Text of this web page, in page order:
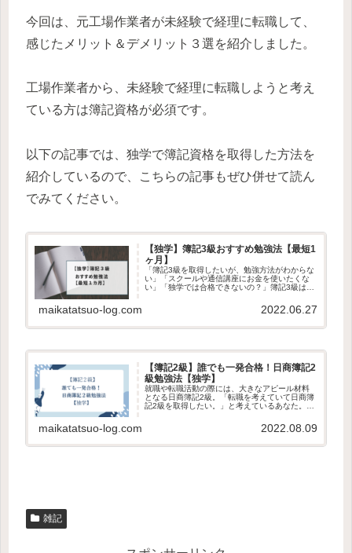
今回は、元工場作業者が未経験で経理に転職して、
感じたメリット＆デメリット３選を紹介しました。
工場作業者から、未経験で経理に転職しようと考え
ている方は簿記資格が必須です。
以下の記事では、独学で簿記資格を取得した方法を
紹介しているので、こちらの記事もぜひ併せて読ん
でみてください。
【独学】簿記3級おすすめ勉強法【最短1
ヶ月】
「簿記3級を取得したいが、勉強方法がわからな
い」「スクールや通信講座にお金を使いたくな
い」「独学では合格できないの？」簿記3級は独
間0仕事は頭が良くないので、何も考えなくてい
maikatatsuo-log.com 2022.06.27
【簿記2級】誰でも一発合格！日商簿記2
級勉強法【独学】
就職や転職活動の際には、大きなアピール材料
となる日商簿記2級。「転職を考えていて日商簿
記2級を取得したい。」と考えているあなた。
「テキストや問題集はどれがいい？」と悩んで
maikatatsuo-log.com 2022.08.09
雑記